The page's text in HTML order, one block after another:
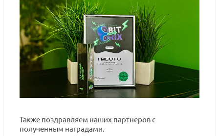
Также поздравляем наших партнеров с
полученным наградами.